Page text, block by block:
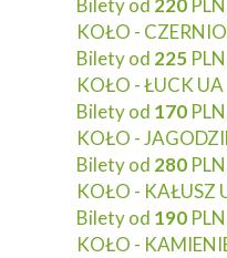
Bilety od 220
KOŁO -
Bilety od 225
KOŁO - ŁUCK UA
Bilety od 170
KOŁO -
Bilety od 280
KOŁO - KAŁUSZ
Bilety od 190
KOŁO -